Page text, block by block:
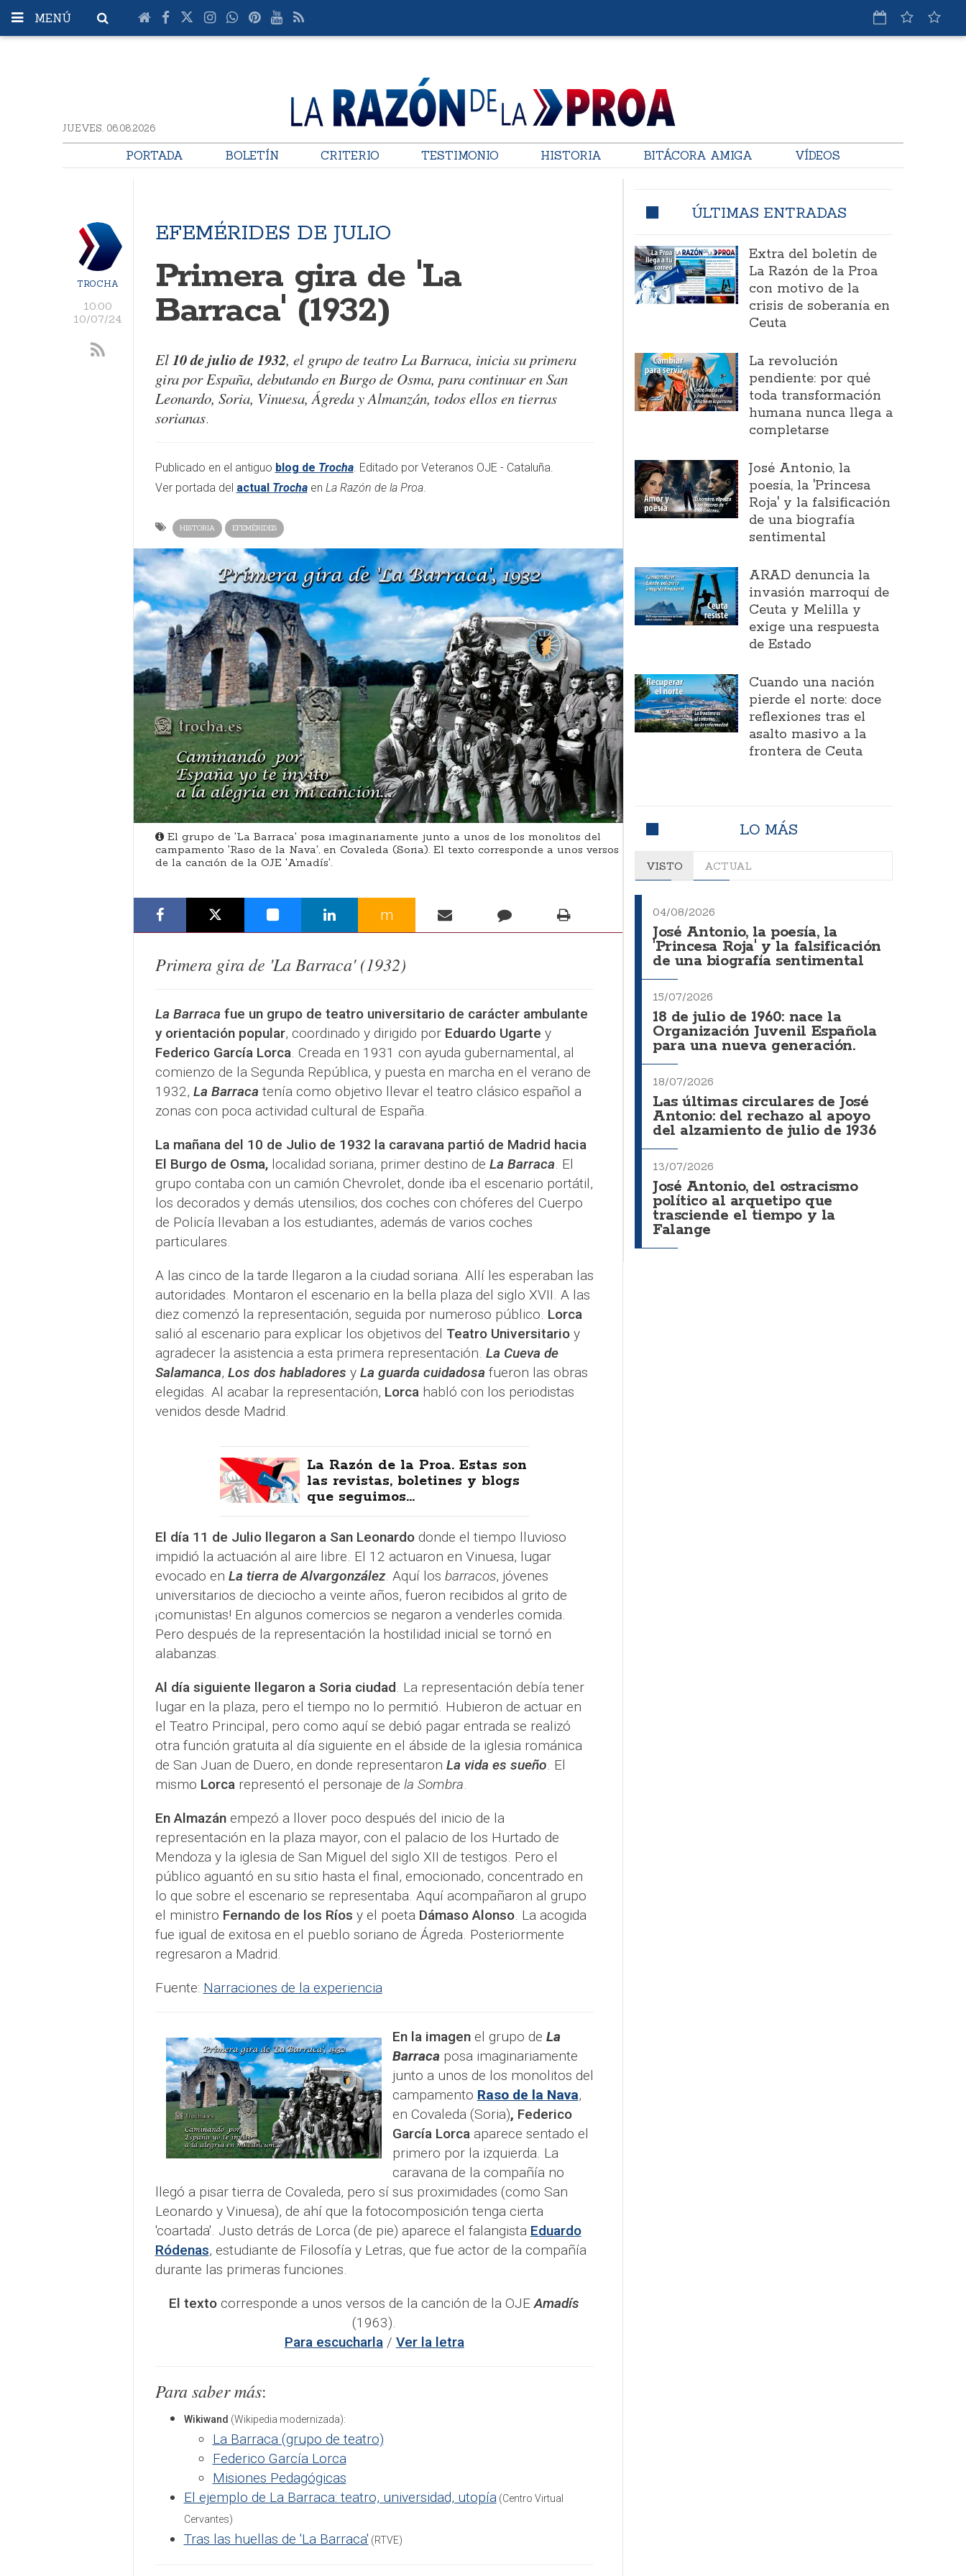
MENÚ
JUEVES. 06.08.2026
PORTADA BOLETÍN CRITERIO TESTIMONIO HISTORIA BITÁCORA AMIGA VÍDEOS
TROCHA
10:00
10/07/24
EFEMÉRIDES DE JULIO
Primera gira de 'La
Barraca' (1932)
El10 de julio de 1932, el grupo de teatroLa Barraca, inicia su primera
gira por España, debutando en Burgo de Osma, para continuar en San
Leonardo, Soria, Vinuesa, Ágreda y Almanzán, todos ellos en tierras
sorianas.
Publicado en el antiguo blog de Trocha. Editado por Veteranos OJE - Cataluña.
Ver portada del actual Trochaen La Razón de la Proa.
HISTORIA EFEMÉRIDES
El grupo de 'La Barraca' posa imaginariamente junto a unos de los monolitos del
campamento 'Raso de la Nava', en Covaleda (Soria). El texto corresponde a unos versos
de la canción de la OJE 'Amadís'.
m
Primera gira de 'La Barraca' (1932)
La Barraca fue un grupo de teatro universitario de carácter ambulante
y orientación popular, coordinado y dirigido por Eduardo Ugarte y
Federico García Lorca.​ Creada en 1931 con ayuda gubernamental, al
comienzo de la Segunda República, y puesta en marcha en el verano de
1932, La Barraca tenía como objetivo llevar el teatro clásico español a
zonas con poca actividad cultural de España.
La mañana del 10 de Julio de 1932 la caravana partió de Madrid hacia
El Burgo de Osma,localidad soriana, primer destino de La Barraca. El
grupo contaba con un camión Chevrolet, donde iba el escenario portátil,
los decorados y demás utensilios; dos coches con chóferes del Cuerpo
de Policía llevaban a los estudiantes, además de varios coches
particulares.
A las cinco de la tarde llegaron a la ciudad soriana. Allí les esperaban las
autoridades. Montaron el escenario en la bella plaza del siglo XVII. A las
diez comenzó la representación, seguida por numeroso público. Lorca
salió al escenario para explicar los objetivos del Teatro Universitarioy
agradecer la asistencia a esta primera representación. La Cueva de
Salamanca, Los dos habladores y La guarda cuidadosa fueron las obras
elegidas. Al acabar la representación, Lorca habló con los periodistas
venidos desde Madrid.
La Razón de la Proa. Estas son
las revistas, boletines y blogs
que seguimos...
El día 11 de Julio llegaron a San Leonardo donde el tiempo lluvioso
impidió la actuación al aire libre. El 12 actuaron en Vinuesa, lugar
evocado en La tierra de Alvargonzález. Aquí los barracos, jóvenes
universitarios de dieciocho a veinte años, fueron recibidos al grito de
¡comunistas! En algunos comercios se negaron a venderles comida.
Pero después de la representación la hostilidad inicial se tornó en
alabanzas.
Al día siguiente llegaron a Soria ciudad. La representación debía tener
lugar en la plaza, pero el tiempo no lo permitió. Hubieron de actuar en
el Teatro Principal, pero como aquí se debió pagar entrada se realizó
otra función gratuita al día siguiente en el ábside de la iglesia románica
de San Juan de Duero, en donde representaron La vida es sueño. El
mismo Lorca representó el personaje de la Sombra.
En Almazán empezó a llover poco después del inicio de la
representación en la plaza mayor, con el palacio de los Hurtado de
Mendoza y la iglesia de San Miguel del siglo XII de testigos. Pero el
público aguantó en su sitio hasta el final, emocionado, concentrado en
lo que sobre el escenario se representaba. Aquí acompañaron al grupo
el ministro Fernando de los Ríos y el poeta Dámaso Alonso. La acogida
fue igual de exitosa en el pueblo soriano de Ágreda. Posteriormente
regresaron a Madrid.
Fuente: Narraciones de la experiencia
En la imagen el grupo de La
Barraca posa imaginariamente
junto a unos de los monolitos del
campamento Raso de la Nava,
en Covaleda (Soria), Federico
García Lorcaaparece sentado el
primero por la izquierda. La
caravana de la compañía no
llegó a pisar tierra de Covaleda, pero sí sus proximidades (como San
Leonardo y Vinuesa), de ahí que la fotocomposición tenga cierta
'coartada'. Justo detrás de Lorca (de pie) aparece el falangista Eduardo
Ródenas, estudiante de Filosofía y Letras, que fue actor de la compañía
durante las primeras funciones.
El texto corresponde a unos versos de la canción de la OJEAmadís
(1963).
Para escucharla/ Ver la letra
Para saber más:
Wikiwand (Wikipedia modernizada):
La Barraca (grupo de teatro)
Federico García Lorca
Misiones Pedagógicas
El ejemplo de La Barraca: teatro, universidad, utopía(Centro Virtual
Cervantes)
Tras las huellas de 'La Barraca' (RTVE)
ÚLTIMAS ENTRADAS
Extra del boletín de
La Razón de la Proa
con motivo de la
crisis de soberanía en
Ceuta
La revolución
pendiente: por qué
toda transformación
humana nunca llega a
completarse
José Antonio, la
poesía, la 'Princesa
Roja' y la falsificación
de una biografía
sentimental
ARAD denuncia la
invasión marroquí de
Ceuta y Melilla y
exige una respuesta
de Estado
Cuando una nación
pierde el norte: doce
reflexiones tras el
asalto masivo a la
frontera de Ceuta
LO MÁS
VISTO ACTUAL
04/08/2026
José Antonio, la poesía, la
'Princesa Roja' y la falsificación
de una biografía sentimental
15/07/2026
18 de julio de 1960: nace la
Organización Juvenil Española
para una nueva generación.
18/07/2026
Las últimas circulares de José
Antonio: del rechazo al apoyo
del alzamiento de julio de 1936
13/07/2026
José Antonio, del ostracismo
político al arquetipo que
trasciende el tiempo y la
Falange